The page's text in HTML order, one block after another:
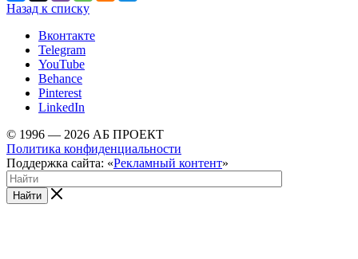
Назад к списку
Вконтакте
Telegram
YouTube
Behance
Pinterest
LinkedIn
© 1996 — 2026 АБ ПРОЕКТ
Политика конфиденциальности
Поддержка сайта: «Рекламный контент»
Найти